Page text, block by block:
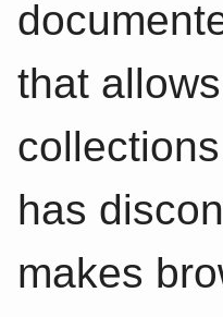
that
has
makes